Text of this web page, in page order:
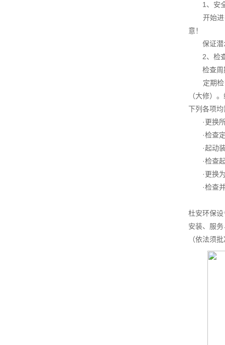
1、安全
开始进行
意！
保证潜水
2、检查
检查周
定期检查
（大修）
下列各项
·更换所
·检查定
·起动装
·检查起
·更换为
·检查并
杜安环保
安装、服
（依法须